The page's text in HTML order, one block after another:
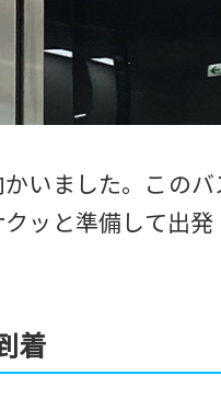
いました。この
ッと準備して出
着